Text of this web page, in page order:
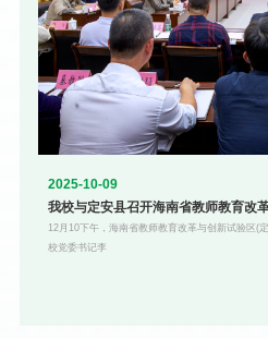
2025-10-09
我校与定安县召开海南省教师教育改
谈会
12月10下午，海南省教师教育改革与创新试验区(
校党委书记李